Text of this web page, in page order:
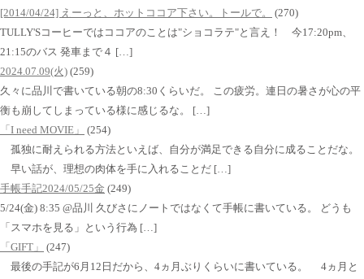
[2014/04/24] えーっと、ホットココア下さい。トールで。
(270)
TULLY'Sコーヒーではココアのことは"ショコラテ"と言え！ 今17:20pm、
21:15のバス 発車まで４ […]
2024.07.09(火) (259)
久々に品川で書いている朝の8:30くらいだ。 この疲労。連日の暑さが心の平
衡も崩してしまっている様に感じるな。 […]
「I need MOVIE」
(254)
孤独に耐えられる方法といえば、自分が満足できる自分に成ることだな。
早い話が、理想の肉体を手に入れることだ […]
手帳手記2024/05/25金 (249)
5/24(金) 8:35 @品川 久びさにノートではなくて手帳に書いている。 どうも
「スマホを見る」という行為 […]
「GIFT」
(247)
最後の手記が6月12日だから、4ヵ月ぶりくらいに書いている。 4ヵ月と